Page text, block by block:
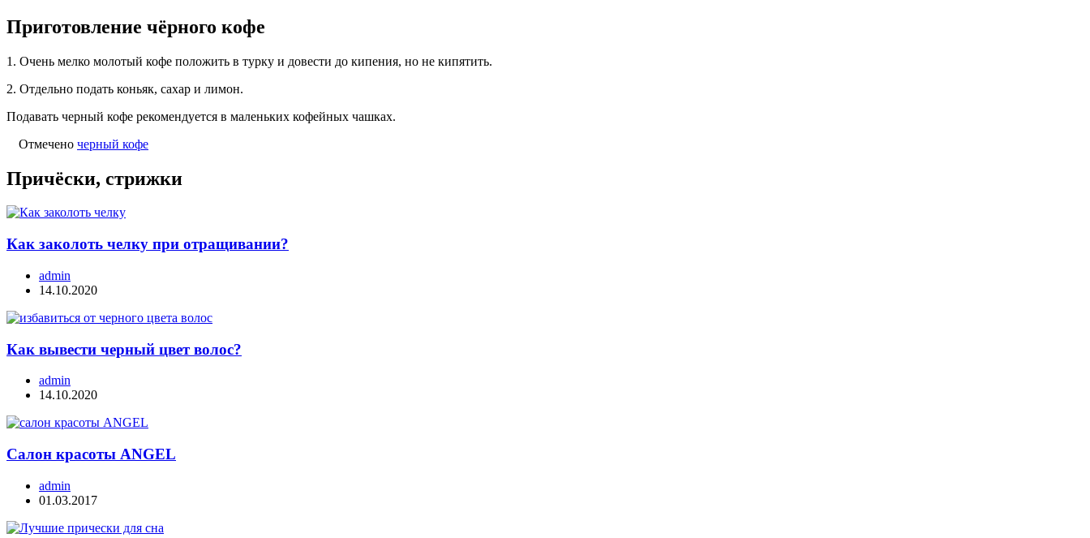
Приготовление чёрного кофе
1. Очень мелко молотый кофе положить в турку и довести до кипения, но не кипятить.
2. Отдельно подать коньяк, сахар и лимон.
Подавать черный кофе рекомендуется в маленьких кофейных чашках.
Отмечено черный кофе
Причёски, стрижки
Как заколоть челку при отращивании?
admin
14.10.2020
Как вывести черный цвет волос?
admin
14.10.2020
Салон красоты ANGEL
admin
01.03.2017